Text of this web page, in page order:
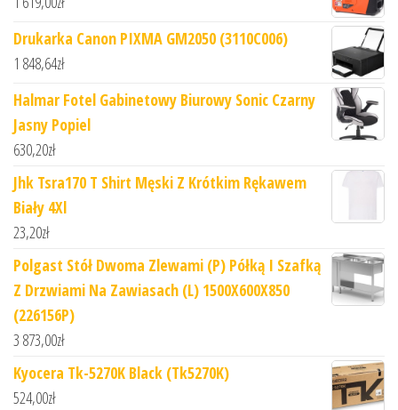
Drukarka Canon PIXMA GM2050 (3110C006)
1 848,64zł
Halmar Fotel Gabinetowy Biurowy Sonic Czarny
Jasny Popiel
630,20zł
Jhk Tsra170 T Shirt Męski Z Krótkim Rękawem
Biały 4Xl
23,20zł
Polgast Stół Dwoma Zlewami (P) Półką I Szafką
Z Drzwiami Na Zawiasach (L) 1500X600X850
(226156P)
3 873,00zł
Kyocera Tk-5270K Black (Tk5270K)
524,00zł